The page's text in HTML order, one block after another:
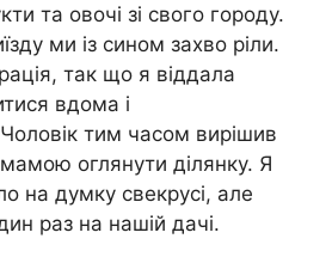
та овочі зі свого городу.
ми із сином захво ріли.
так що я віддала
вдома і
тим часом вирішив
мамою оглянути ділянку. Я
на думку свекрусі, але
раз на нашій дачі.